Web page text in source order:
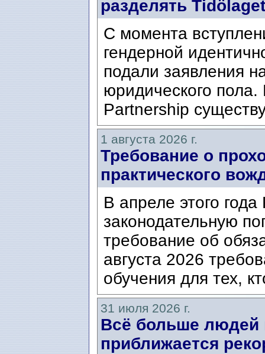
разделять
С момента
гендерной
подали заявления
юридического
Partnership
1 августа 2026 г.
Требование о
практического
В апреле этого
законодательную
требование об
августа 2026
обучения для тех,
31 июля 2026 г.
Всё больше
приближается